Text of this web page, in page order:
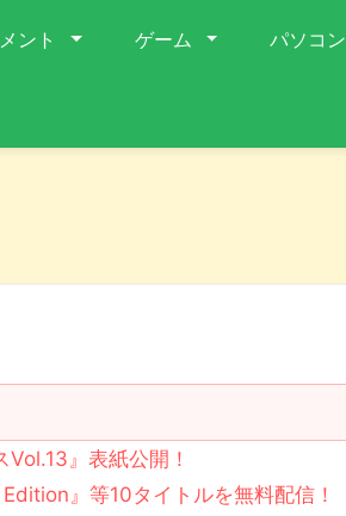
ント ゲーム パソコン
』表紙公開！
』等10タイトルを無料配信！